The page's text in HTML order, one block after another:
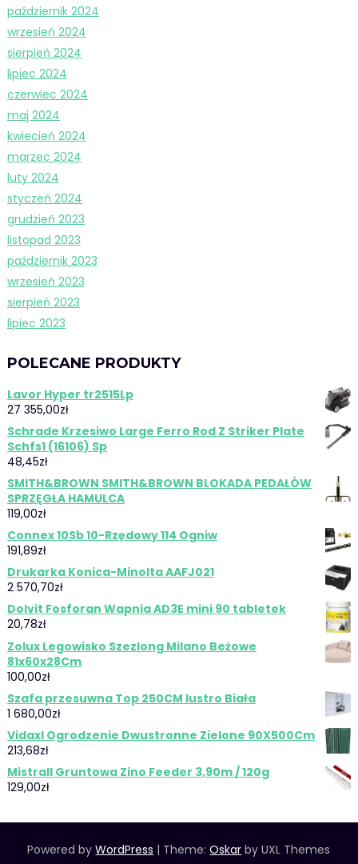
październik 2024
wrzesień 2024
sierpień 2024
lipiec 2024
czerwiec 2024
maj 2024
kwiecień 2024
marzec 2024
luty 2024
styczeń 2024
grudzień 2023
listopad 2023
październik 2023
wrzesień 2023
sierpień 2023
lipiec 2023
POLECANE PRODUKTY
Lavor Hyper tr2515Lp
27 355,00zł
Schrade Krzesiwo Large Ferro Rod Z Striker Plate
Schfs1 (16106) Sp
48,45zł
SMITH&BROWN SMITH&BROWN BLOKADA PEDAŁÓW
SPRZĘGŁA HAMULCA
119,00zł
Connex 10Sb 10-Rzędowy 114 Ogniw
191,89zł
Drukarka Konica-Minolta AAFJ021
2 570,70zł
Dolvit Fosforan Wapnia AD3E mini 90 tabletek
20,78zł
Zolux Legowisko Szezlong Milano Beżowe
81x60x28Cm
100,00zł
Szafa przesuwna Top 250CM lustro Biała
1 680,00zł
Vidaxl Ogrodzenie Dwustronne Zielone 90X500Cm
213,68zł
Mistrall Gruntowa Zino Feeder 3,90m / 120g
129,00zł
Powered byWordPress | Theme:Oskar by UXL Themes